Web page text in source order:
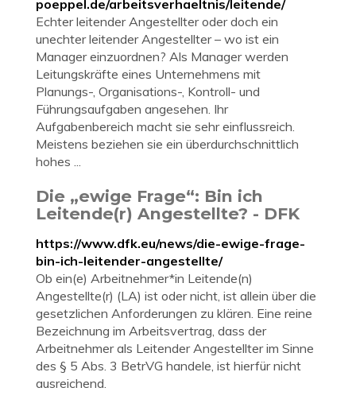
poeppel.de/arbeitsverhaeltnis/leitende/
Echter leitender Angestellter oder doch ein
unechter leitender Angestellter – wo ist ein
Manager einzuordnen? Als Manager werden
Leitungskräfte eines Unternehmens mit
Planungs-, Organisations-, Kontroll- und
Führungsaufgaben angesehen. Ihr
Aufgabenbereich macht sie sehr einflussreich.
Meistens beziehen sie ein überdurchschnittlich
hohes ...
Die „ewige Frage“: Bin ich
Leitende(r) Angestellte? - DFK
https://www.dfk.eu/news/die-ewige-frage-
bin-ich-leitender-angestellte/
Ob ein(e) Arbeitnehmer*in Leitende(n)
Angestellte(r) (LA) ist oder nicht, ist allein über die
gesetzlichen Anforderungen zu klären. Eine reine
Bezeichnung im Arbeitsvertrag, dass der
Arbeitnehmer als Leitender Angestellter im Sinne
des § 5 Abs. 3 BetrVG handele, ist hierfür nicht
ausreichend.